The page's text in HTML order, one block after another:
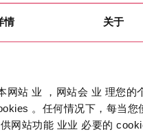
情 关于
网站 业 ，网站会 业 理您的
。任何情况下，每当您
网站功能 业业 必要的